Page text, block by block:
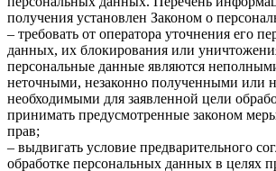
получения установлен Законом о
– требовать от оператора уточнения его
данных, их блокирования или
персональные данные являются
неточными, незаконно полученными или
необходимыми для заявленной цели
принимать предусмотренные законом
прав;
– выдвигать условие предварительного
обработке персональных данных в целях